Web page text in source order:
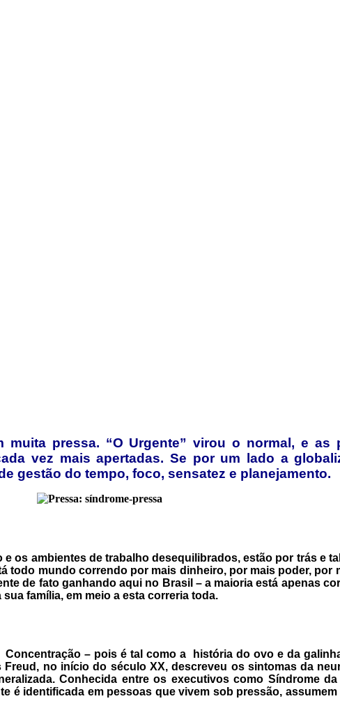
pressa. “O Urgente” virou o normal, e as
vez mais apertadas. Se por um lado a
gestão do tempo, foco, sensatez e planejamento.
os ambientes de trabalho desequilibrados, estão por trás e
mundo correndo por mais dinheiro, por mais poder, por
de fato ganhando aqui no Brasil – a maioria está apenas
família, em meio a esta correria toda.
– pois é tal como a história do ovo e da
no início do século XX, descreveu os sintomas da
Conhecida entre os executivos como Síndrome
é identificada em pessoas que vivem sob pressão,